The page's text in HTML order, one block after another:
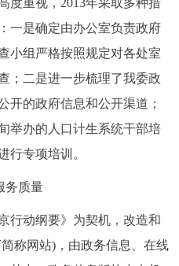
重视，2013年采取多种措
一是确定由办公室负责政府
小组严格按照规定对各处室
；二是进一步梳理了我委政
开的政府信息和公开渠道；
举办的人口计生系统干部培
行专项培训。
质量
动纲要》为契机，改造和
称网站)，由政务信息、在线